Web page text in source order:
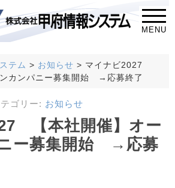
MENU
テム > お知らせ > マイナビ2027
ンカンパニー募集開始 →応募終了
ゴリー: お知らせ
【本社開催】オー
ー募集開始 →応募